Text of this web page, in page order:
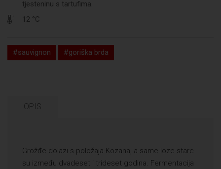
tjesteninu s tartufima.
12 °C
#sauvignon #goriška brda
OPIS
Grožđe dolazi s položaja Kozana, a same loze stare
su između dvadeset i trideset godina. Fermentacija